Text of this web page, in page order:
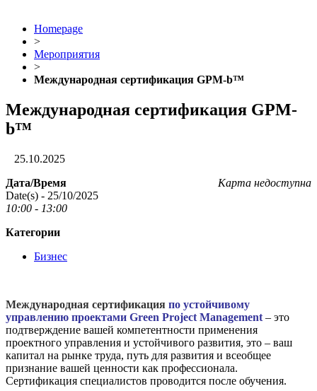
Homepage
>
Мероприятия
>
Международная сертификация GPM-b™
Международная сертификация GPM-
b™
25.10.2025
Карта недоступна
Дата/Время
Date(s) - 25/10/2025
10:00 - 13:00
Категории
Бизнес
Международная сертификация по устойчивому
управлению проектами Green Project Management – это
подтверждение вашей компетентности применения
проектного управления и устойчивого развития, это – ваш
капитал на рынке труда, путь для развития и всеобщее
признание вашей ценности как профессионала.
Сертификация специалистов проводится после обучения.